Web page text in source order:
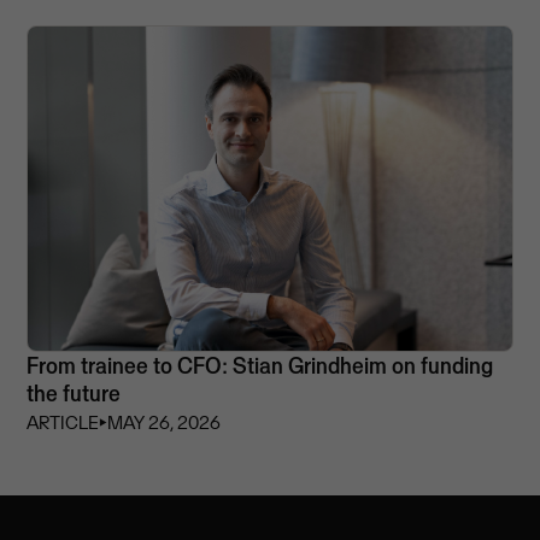
From trainee to CFO: Stian Grindheim on funding
the future
ARTICLE⏵MAY 26, 2026